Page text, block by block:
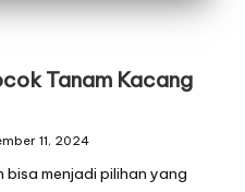
Tanam Kacang
11, 2024
menjadi pilihan yang